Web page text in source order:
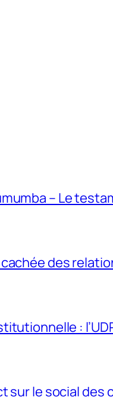
– Le
cachée des
:
sur le social des